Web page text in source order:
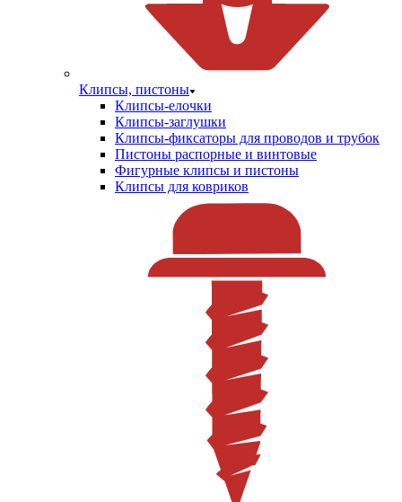
Клипсы, пистоны
Клипсы-елочки
Клипсы-заглушки
Клипсы-фиксаторы для проводов и трубок
Пистоны распорные и винтовые
Фигурные клипсы и пистоны
Клипсы для ковриков